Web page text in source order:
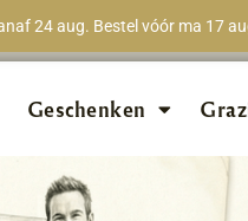
24 aug. Bestel vóór ma 17
Geschenken